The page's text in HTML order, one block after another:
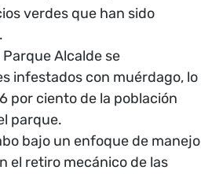
verdes que han sido
Alcalde se
infestados con muérdago, lo
por ciento de la población
parque.
bajo un enfoque de manejo
el retiro mecánico de las